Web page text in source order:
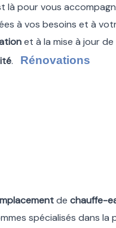
là pour vous
à vos besoins et à
et à la mise à jour de
. Rénovations
de chauffe-
spécialisés dans